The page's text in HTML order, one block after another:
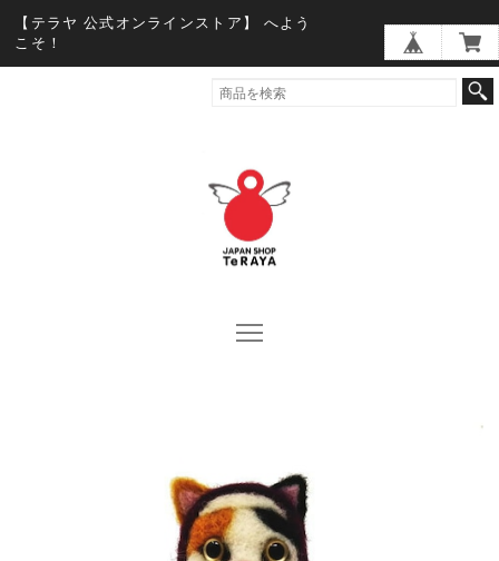
【テラヤ 公式オンラインストア】 へよう
こそ！